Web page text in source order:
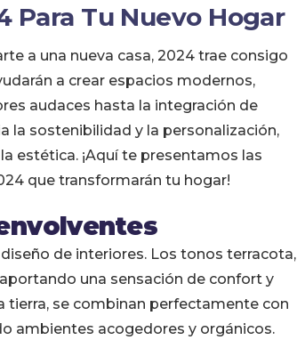
Para Tu Nuevo Hogar
a una nueva casa, 2024 trae consigo
a crear espacios modernos,
audaces hasta la integración de
la sostenibilidad y la personalización,
estética. ¡Aquí te presentamos las
que transformarán tu hogar!
de interiores. Los tonos terracota,
una sensación de confort y
tierra, se combinan perfectamente con
ambientes acogedores y orgánicos.